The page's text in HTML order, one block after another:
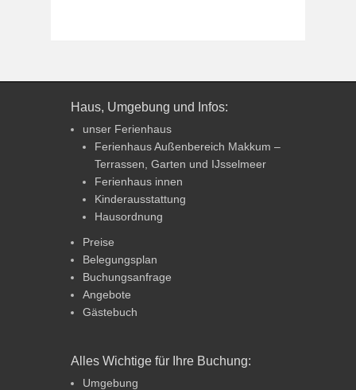
Haus, Umgebung und Infos:
unser Ferienhaus
Ferienhaus Außenbereich Makkum –
Terrassen, Garten und IJsselmeer
Ferienhaus innen
Kinderausstattung
Hausordnung
Preise
Belegungsplan
Buchungsanfrage
Angebote
Gästebuch
Alles Wichtige für Ihre Buchung:
Umgebung